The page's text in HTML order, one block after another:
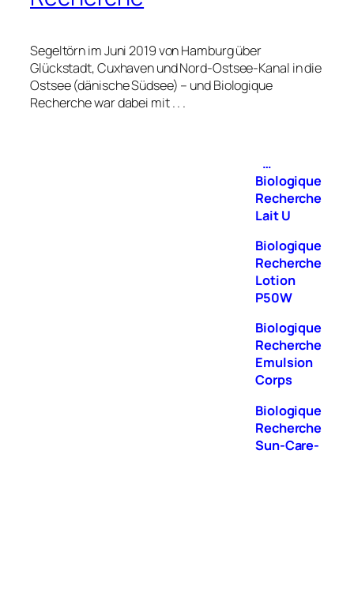
Segeltörn im Juni 2019 von Hamburg über
Glückstadt, Cuxhaven und Nord-Ostsee-Kanal in die
Ostsee (dänische Südsee) – und Biologique
Recherche war dabei mit . . .
…
Biologique
Recherche
Lait U
Biologique
Recherche
Lotion
P50W
Biologique
Recherche
Emulsion
Corps
Biologique
Recherche
Sun-Care-